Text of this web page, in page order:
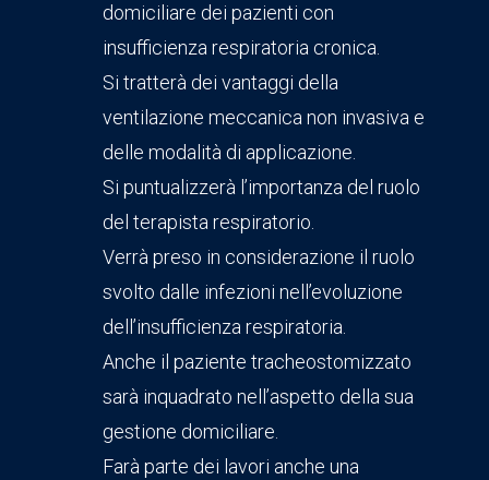
domiciliare dei pazienti con
insufficienza respiratoria cronica.
Si tratterà dei vantaggi della
ventilazione meccanica non invasiva e
delle modalità di applicazione.
Si puntualizzerà l’importanza del ruolo
del terapista respiratorio.
Verrà preso in considerazione il ruolo
svolto dalle infezioni nell’evoluzione
dell’insufficienza respiratoria.
Anche il paziente tracheostomizzato
sarà inquadrato nell’aspetto della sua
gestione domiciliare.
Farà parte dei lavori anche una